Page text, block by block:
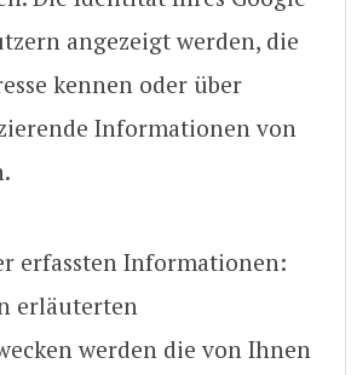
angezeigt werden, die
kennen oder über
Informationen von
erfassten Informationen:
erläuterten
werden die von Ihnen